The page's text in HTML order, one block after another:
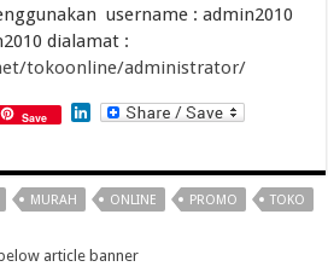
username : admin2010
dialamat :
tokoonline/administrator/
Save LinkedIn
MURAH ONLINE PROMO TOKO